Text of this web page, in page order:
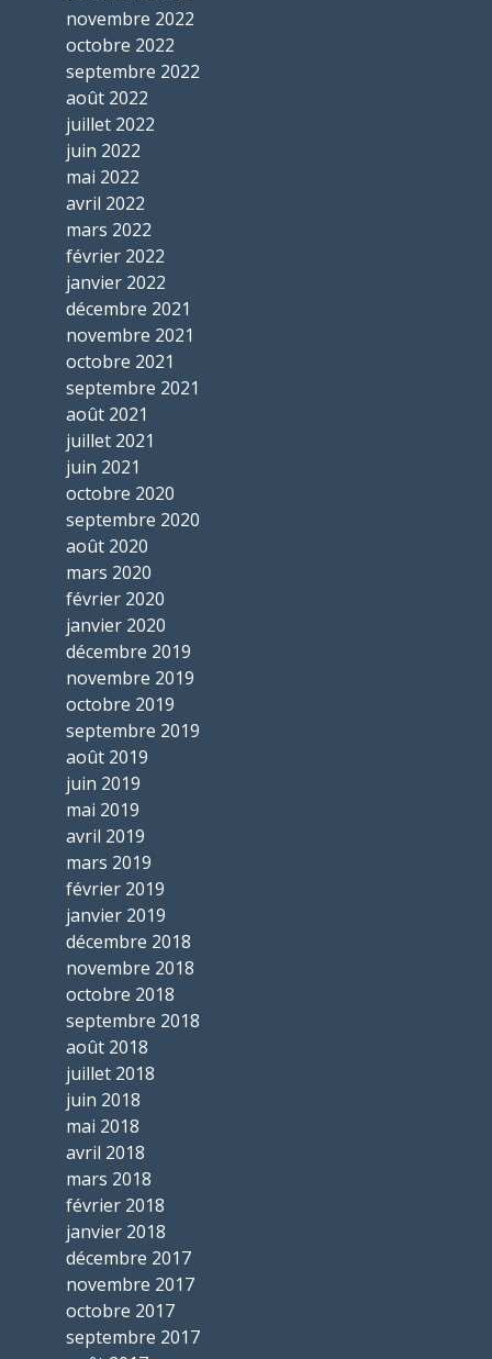
novembre 2022
octobre 2022
septembre 2022
août 2022
juillet 2022
juin 2022
mai 2022
avril 2022
mars 2022
février 2022
janvier 2022
décembre 2021
novembre 2021
octobre 2021
septembre 2021
août 2021
juillet 2021
juin 2021
octobre 2020
septembre 2020
août 2020
mars 2020
février 2020
janvier 2020
décembre 2019
novembre 2019
octobre 2019
septembre 2019
août 2019
juin 2019
mai 2019
avril 2019
mars 2019
février 2019
janvier 2019
décembre 2018
novembre 2018
octobre 2018
septembre 2018
août 2018
juillet 2018
juin 2018
mai 2018
avril 2018
mars 2018
février 2018
janvier 2018
décembre 2017
novembre 2017
octobre 2017
septembre 2017